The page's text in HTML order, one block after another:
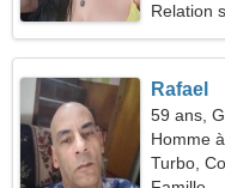
Relation
Rafael
59 ans,
Homme
Turbo,